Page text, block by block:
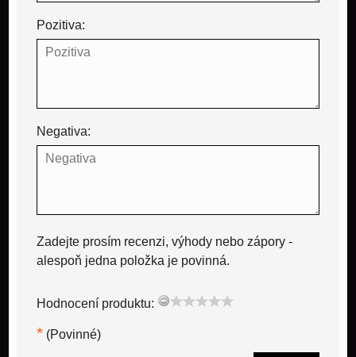
Pozitiva:
Negativa:
Zadejte prosím recenzi, výhody nebo zápory -
alespoň jedna položka je povinná.
Hodnocení produktu:
* (Povinné)